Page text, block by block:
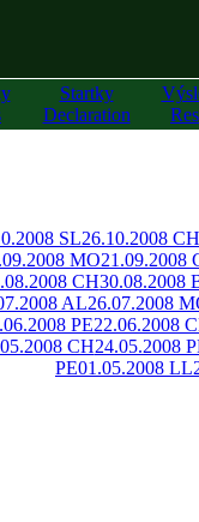
Startky
Declaration
SL26.10.2008 CH
MO21.09.2008
CH30.08.2008
AL26.07.2008
PE22.06.2008
CH24.05.2008
PE01.05.2008 LL